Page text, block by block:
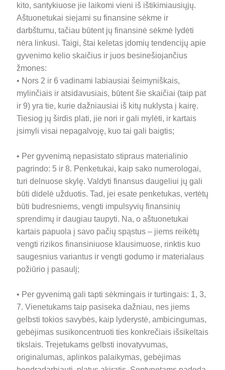
kito, santykiuose jie laikomi vieni iš ištikimiausiųjų.
Aštuonetukai siejami su finansine sėkme ir
darbštumu, tačiau būtent jų finansinė sėkmė lydėti
nėra linkusi. Taigi, štai keletas įdomių tendencijų apie
gyvenimo kelio skaičius ir juos besinešiojančius
žmones:
• Nors 2 ir 6 vadinami labiausiai šeimyniškais,
mylinčiais ir atsidavusiais, būtent šie skaičiai (taip pat
ir 9) yra tie, kurie dažniausiai iš kitų nuklysta į kairę.
Tiesiog jų širdis plati, jie nori ir gali mylėti, ir kartais
įsimyli visai nepagalvoję, kuo tai gali baigtis;
• Per gyvenimą nepasistato stipraus materialinio
pagrindo: 5 ir 8. Penketukai, kaip sako numerologai,
turi delnuose skylę. Valdyti finansus daugeliui jų gali
būti didelė užduotis. Tad, jei esate penketukas, vertėtų
būti budresniems, vengti impulsyvių finansinių
sprendimų ir daugiau taupyti. Na, o aštuonetukai
kartais papuola į savo pačių spąstus – jiems reikėtų
vengti rizikos finansiniuose klausimuose, rinktis kuo
saugesnius variantus ir vengti godumo ir materialaus
požiūrio į pasaulį;
• Per gyvenimą gali tapti sėkmingais ir turtingais: 1, 3,
7. Vienetukams taip pasiseka dažniau, nes jiems
gelbsti tokios savybės, kaip lyderystė, ambicingumas,
gebėjimas susikoncentruoti ties konkrečiais išsikeltais
tikslais. Trejetukams gelbsti inovatyvumas,
originalumas, aplinkos palaikymas, gebėjimas